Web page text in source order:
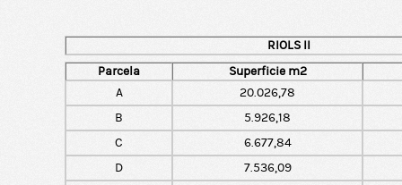
RIOLS II
Parcela
Superficie m2
A
20.026,78
B
5.926,18
C
6.677,84
D
7.536,09